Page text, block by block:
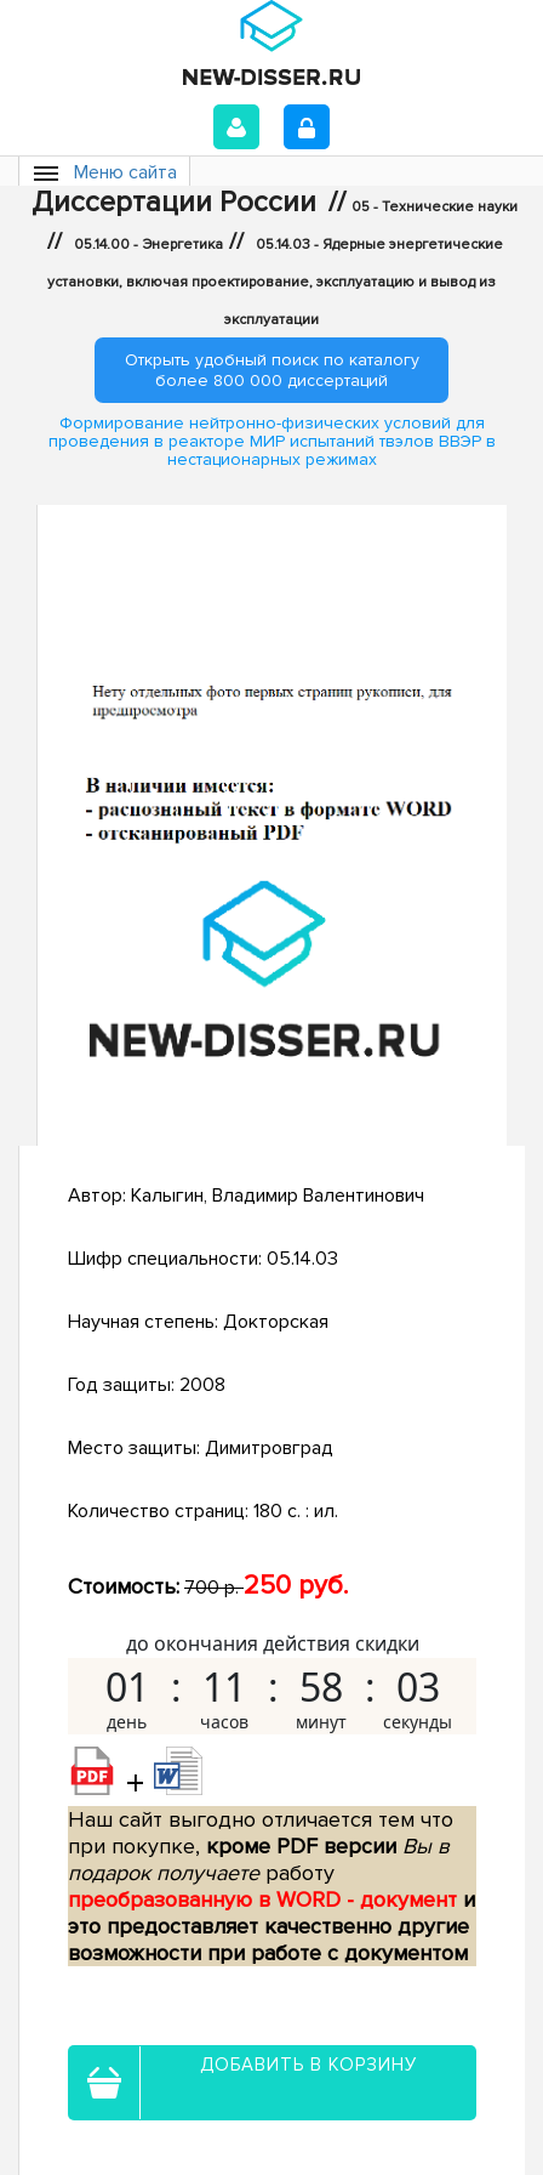
Меню сайта
Диссертации России // 05 - Технические науки
// 05.14.00 - Энергетика // 05.14.03 - Ядерные энергетические
установки, включая проектирование, эксплуатацию и вывод из
эксплуатации
Открыть удобный поиск по каталогу
более 800 000 диссертаций
Формирование нейтронно-физических условий для
проведения в реакторе МИР испытаний твэлов ВВЭР в
нестационарных режимах
Автор: Калыгин, Владимир Валентинович
Шифр специальности: 05.14.03
Научная степень: Докторская
Год защиты: 2008
Место защиты: Димитровград
Количество страниц: 180 с. : ил.
Стоимость: 700 р.250 руб.
до окончания действия скидки
01 11 58 02
+
Наш сайт выгодно отличается тем что
при покупке, кроме PDF версии Вы в
подарок получаетеработу
преобразованную в WORD - документ и
это предоставляет качественно другие
возможности при работе с документом
ДОБАВИТЬ В КОРЗИНУ